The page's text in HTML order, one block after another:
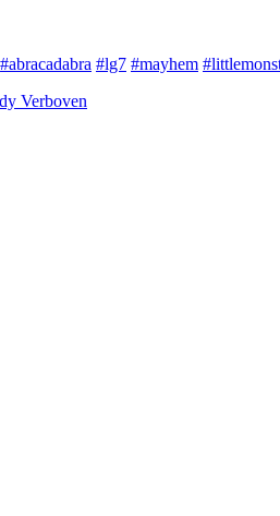
#abracadabra #lg7 #mayhem
Verboven